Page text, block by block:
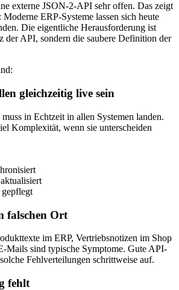
externe JSON-2-API sehr offen. Das zeigt
ERP-Systeme lassen sich heute
Die eigentliche Herausforderung ist
der API, sondern die saubere Definition der
gleichzeitig live sein
in Echtzeit in allen Systemen landen.
Komplexität, wenn sie unterscheiden
falschen Ort
im ERP, Vertriebsnotizen im Shop
Mails sind typische Symptome. Gute API-
Fehlverteilungen schrittweise auf.
fehlt